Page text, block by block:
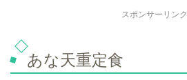
スポンサーリンク
あな天重定食